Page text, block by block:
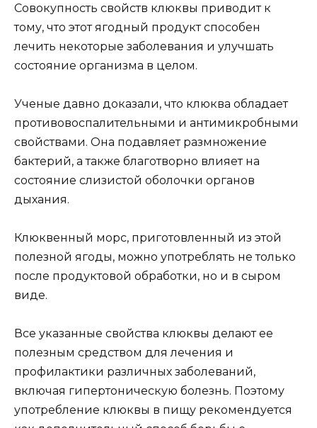
Совокупность свойств клюквы приводит к
тому, что этот ягодный продукт способен
лечить некоторые заболевания и улучшать
состояние организма в целом.
Ученые давно доказали, что клюква обладает
противовоспалительными и антимикробными
свойствами. Она подавляет размножение
бактерий, а также благотворно влияет на
состояние слизистой оболочки органов
дыхания.
Клюквенный морс, приготовленный из этой
полезной ягоды, можно употреблять не только
после продуктовой обработки, но и в сыром
виде.
Все указанные свойства клюквы делают ее
полезным средством для лечения и
профилактики различных заболеваний,
включая гипертоническую болезнь. Поэтому
употребление клюквы в пищу рекомендуется